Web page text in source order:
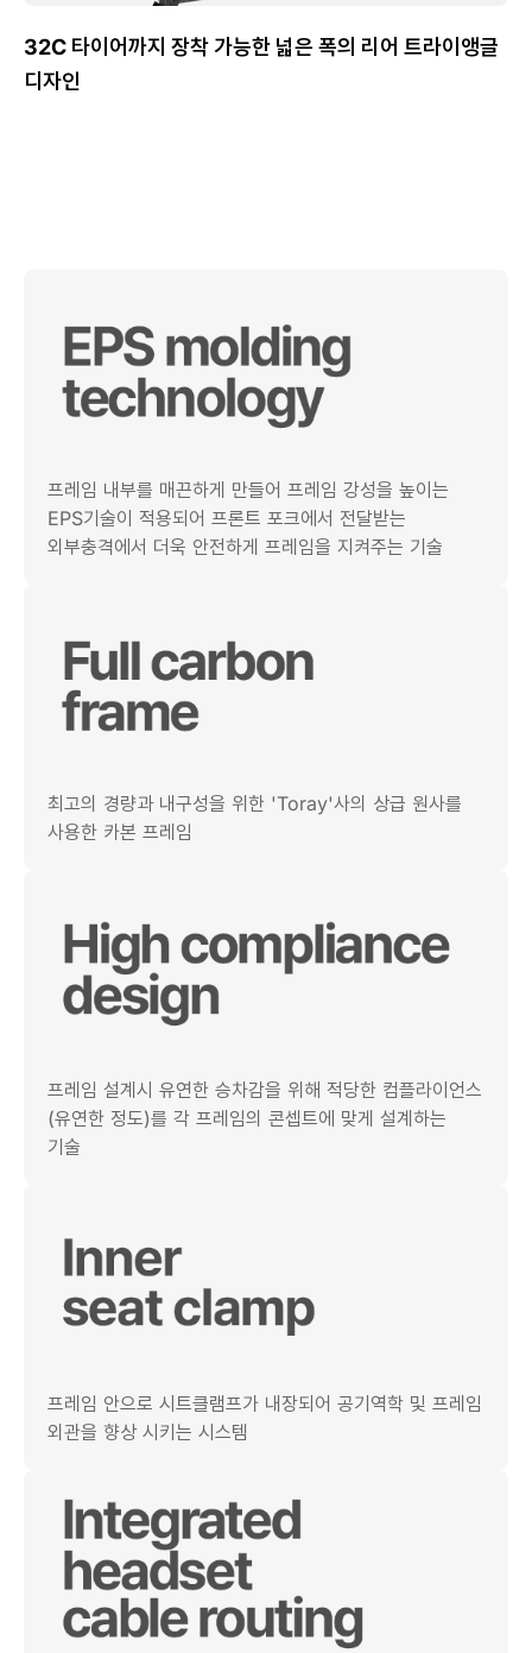
32C 타이어까지 장착 가능한 넓은 폭의 리어 트라이앵글
디자인
프레임 내부를 매끈하게 만들어 프레임 강성을 높이는
EPS기술이 적용되어 프론트 포크에서 전달받는
외부충격에서 더욱 안전하게 프레임을 지켜주는 기술
최고의 경량과 내구성을 위한 'Toray'사의 상급 원사를
사용한 카본 프레임
프레임 설계시 유연한 승차감을 위해 적당한 컴플라이언스
(유연한 정도)를 각 프레임의 콘셉트에 맞게 설계하는
기술
프레임 안으로 시트클램프가 내장되어 공기역학 및 프레임
외관을 향상 시키는 시스템